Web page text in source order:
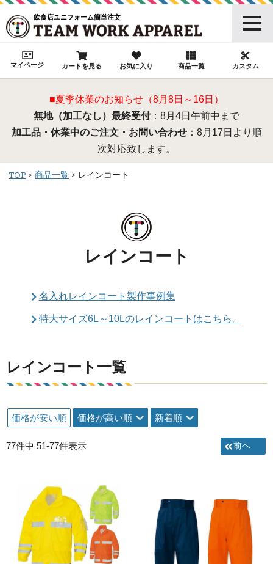
飲食店ユニフォーム簡単注文
マイページ カートを見る お気に入り 商品一覧 カスタム
■夏季休業のお知らせ（8月8日～16日）
無地（加工なし）最終受付：8月4日午前中まで
加工品・休業中のご注文・お問い合わせ：8月17日より順
次対応致します。
TOP 商品一覧 レインコート
レインコート
名入れレインコート製作事例集
特大サイズ6L～10Lのレインコートはこちら。
レインコート一覧
価格が安い順 価格が高い順 新着順
77件中 51-77件表示